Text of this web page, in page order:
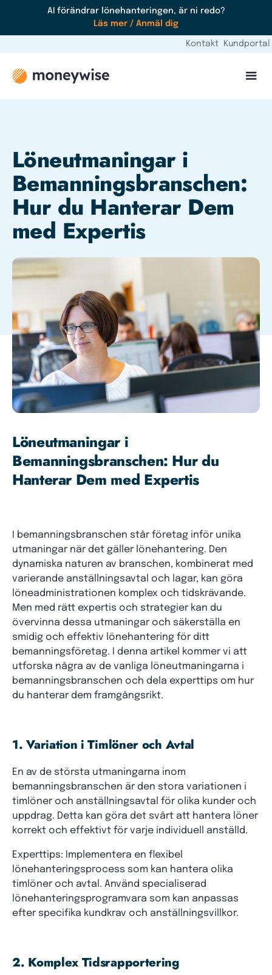
AI förändrar lönehanteringen, är ni redo?
Läs mer / Anmäl dig
Kontakt Kundportal
Löneutmaningar i
Bemanningsbranschen:
Hur du Hanterar Dem
med Expertis
Löneutmaningar i
Bemanningsbranschen: Hur du
Hanterar Dem med Expertis
I bemanningsbranschen står företag inför unika
utmaningar när det gäller lönehantering. Den
dynamiska naturen av branschen, kombinerat med
varierande anställningsavtal och lagar, kan göra
löneadministrationen komplex och tidskrävande.
Men med rätt expertis och strategier kan du
övervinna dessa utmaningar och säkerställa en
smidig och effektiv lönehantering för ditt
bemanningsföretag. I denna artikel kommer vi att
utforska några av de vanliga löneutmaningarna i
bemanningsbranschen och dela experttips om hur
du hanterar dem framgångsrikt.
1. Variation i Timlöner och Avtal
En av de största utmaningarna inom
bemanningsbranschen är den stora variationen i
timlöner och anställningsavtal för olika kunder och
uppdrag. Detta kan göra det svårt att hantera löner
korrekt och effektivt för varje individuell anställd.
Experttips: Implementera en flexibel
lönehanteringsprocess som kan hantera olika
timlöner och avtal. Använd specialiserad
lönehanteringsprogramvara som kan anpassas
efter specifika kundkrav och anställningsvillkor.
2. Komplex Tidsrapportering